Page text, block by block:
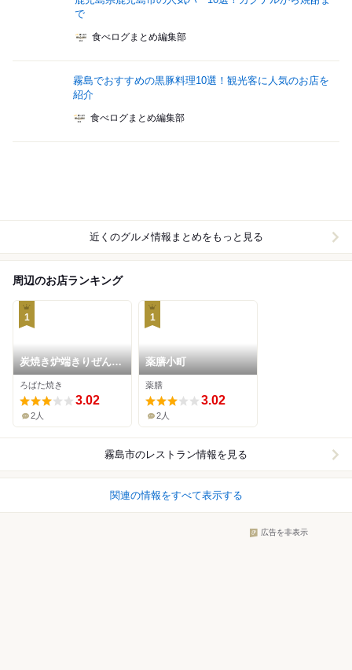
で
食べログまとめ編集部
霧島でおすすめの黒豚料理10選！観光客に人気のお店を
紹介
食べログまとめ編集部
近くのグルメ情報まとめをもっと見る
周辺のお店ランキング
1
炭焼き炉端きりぜん &
cafe the terrace
kirishima
ろばた焼き
3.02
2人
1
薬膳小町
薬膳
3.02
2人
霧島市のレストラン情報を見る
関連の情報をすべて表示する
広告を非表示